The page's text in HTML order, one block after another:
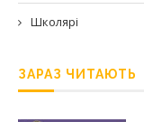
Школярі
ЗАРАЗ ЧИТАЮТЬ